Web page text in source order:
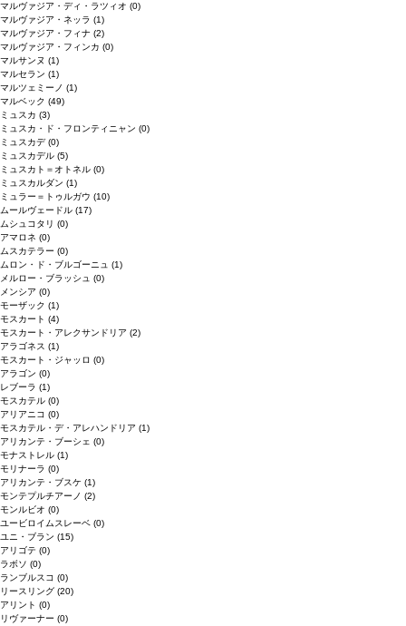
マルヴァジア・ディ・ラツィオ (0)
マルヴァジア・ネッラ (1)
マルヴァジア・フィナ (2)
マルヴァジア・フィンカ (0)
マルサンヌ (1)
マルセラン (1)
マルツェミーノ (1)
マルベック (49)
ミュスカ (3)
ミュスカ・ド・フロンティニャン (0)
ミュスカデ(0)
ミュスカデル (5)
ミュスカト＝オトネル (0)
ミュスカルダン (1)
ミュラー＝トゥルガウ (10)
ムールヴェードル (17)
ムシュコタリ (0)
アマロネ (0)
ムスカテラー (0)
ムロン・ド・ブルゴーニュ (1)
メルロー・ブラッシュ (0)
メンシア (0)
モーザック (1)
モスカート (4)
モスカート・アレクサンドリア (2)
アラゴネス (1)
モスカート・ジャッロ (0)
アラゴン (0)
レブーラ (1)
モスカテル (0)
アリアニコ (0)
モスカテル・デ・アレハンドリア (1)
アリカンテ・ブーシェ (0)
モナストレル (1)
モリナーラ (0)
アリカンテ・ブスケ (1)
モンテプルチアーノ (2)
モンルビオ (0)
ユービロイムスレーベ (0)
ユニ・ブラン (15)
アリゴテ (0)
ラボソ (0)
ランブルスコ (0)
リースリング (20)
アリント (0)
リヴァーナー (0)